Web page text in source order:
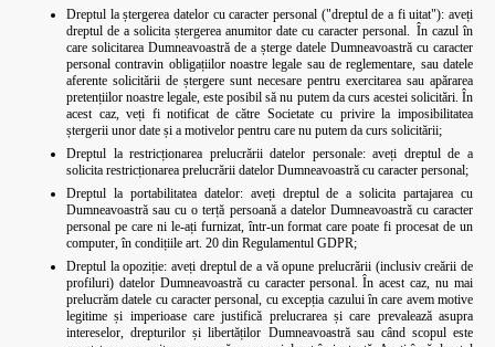
Dreptul la ștergerea datelor cu caracter personal ("dreptul de a fi uitat"): aveți
dreptul de a solicita ștergerea anumitor date cu caracter personal. În cazul în
care solicitarea Dumneavoastră de a șterge datele Dumneavoastră cu caracter
personal contravin obligațiilor noastre legale sau de reglementare, sau datele
aferente solicitării de ștergere sunt necesare pentru exercitarea sau apărarea
pretențiilor noastre legale, este posibil să nu putem da curs acestei solicitări. În
acest caz, veți fi notificat de către Societate cu privire la imposibilitatea
ștergerii unor date și a motivelor pentru care nu putem da curs solicitării;
Dreptul la restricționarea prelucrării datelor personale: aveți dreptul de a
solicita restricționarea prelucrării datelor Dumneavoastră cu caracter personal;
Dreptul la portabilitatea datelor: aveți dreptul de a solicita partajarea cu
Dumneavoastră sau cu o terță persoană a datelor Dumneavoastră cu caracter
personal pe care ni le-ați furnizat, într-un format care poate fi procesat de un
computer, în condițiile art. 20 din Regulamentul GDPR;
Dreptul la opoziție: aveți dreptul de a vă opune prelucrării (inclusiv creării de
profiluri) datelor Dumneavoastră cu caracter personal. În acest caz, nu mai
prelucrăm datele cu caracter personal, cu excepția cazului în care avem motive
legitime și imperioase care justifică prelucrarea și care prevalează asupra
intereselor, drepturilor și libertăților Dumneavoastră sau când scopul este